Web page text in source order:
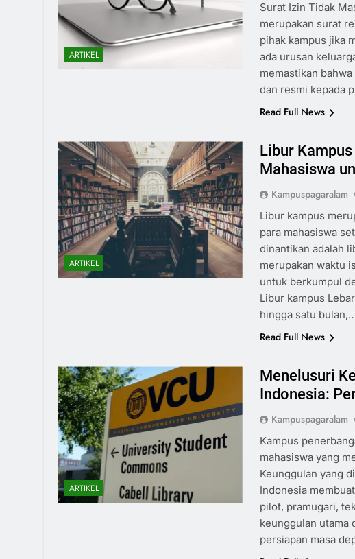
ARTIKEL
Surat Izin Tidak
merupakan surat
pihak kampus jika
ada urusan
memastikan
dan resmi kepada
Read Full News
ARTIKEL
Libur
Mahasiswa
Kampuspagaralam
Libur kampus
para mahasiswa
dinantikan adalah
merupakan waktu
untuk berkumpul
Libur kampus
hingga satu
Read Full News
ARTIKEL
Menelusuri
Indonesia:
Kampuspagaralam
Kampus
mahasiswa yang
Keunggulan yang
Indonesia
pilot, pramugari,
keunggulan utama
persiapan masa